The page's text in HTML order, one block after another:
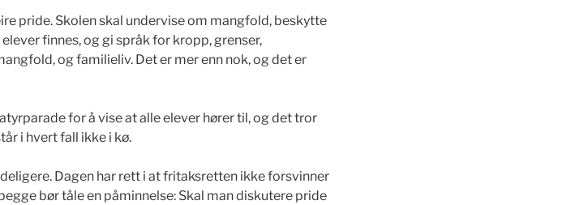
pride. Skolen skal undervise om mangfold, beskytte
finnes, og gi språk for kropp, grenser,
og familieliv. Det er mer enn nok, og det er
for å vise at alle elever hører til, og det tror
i hvert fall ikke i kø.
Dagen har rett i at fritaksretten ikke forsvinner
bør tåle en påminnelse: Skal man diskutere pride